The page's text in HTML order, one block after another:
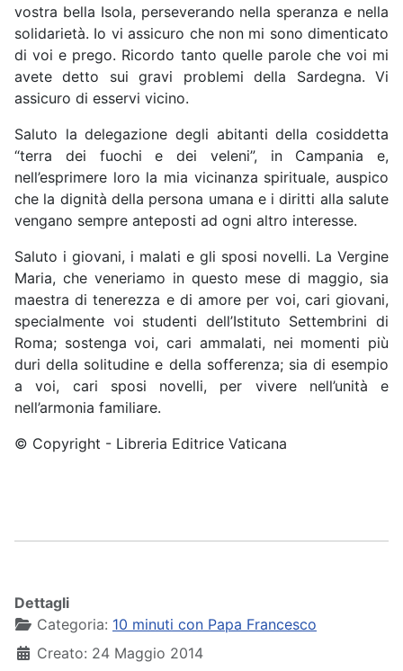
vostra bella Isola, perseverando nella speranza e nella
solidarietà. Io vi assicuro che non mi sono dimenticato
di voi e prego. Ricordo tanto quelle parole che voi mi
avete detto sui gravi problemi della Sardegna. Vi
assicuro di esservi vicino.
Saluto la delegazione degli abitanti della cosiddetta
“terra dei fuochi e dei veleni”, in Campania e,
nell’esprimere loro la mia vicinanza spirituale, auspico
che la dignità della persona umana e i diritti alla salute
vengano sempre anteposti ad ogni altro interesse.
Saluto i giovani, i malati e gli sposi novelli. La Vergine
Maria, che veneriamo in questo mese di maggio, sia
maestra di tenerezza e di amore per voi, cari giovani,
specialmente voi studenti dell’Istituto Settembrini di
Roma; sostenga voi, cari ammalati, nei momenti più
duri della solitudine e della sofferenza; sia di esempio
a voi, cari sposi novelli, per vivere nell’unità e
nell’armonia familiare.
© Copyright - Libreria Editrice Vaticana
Dettagli
Categoria: 10 minuti con Papa Francesco
Creato: 24 Maggio 2014